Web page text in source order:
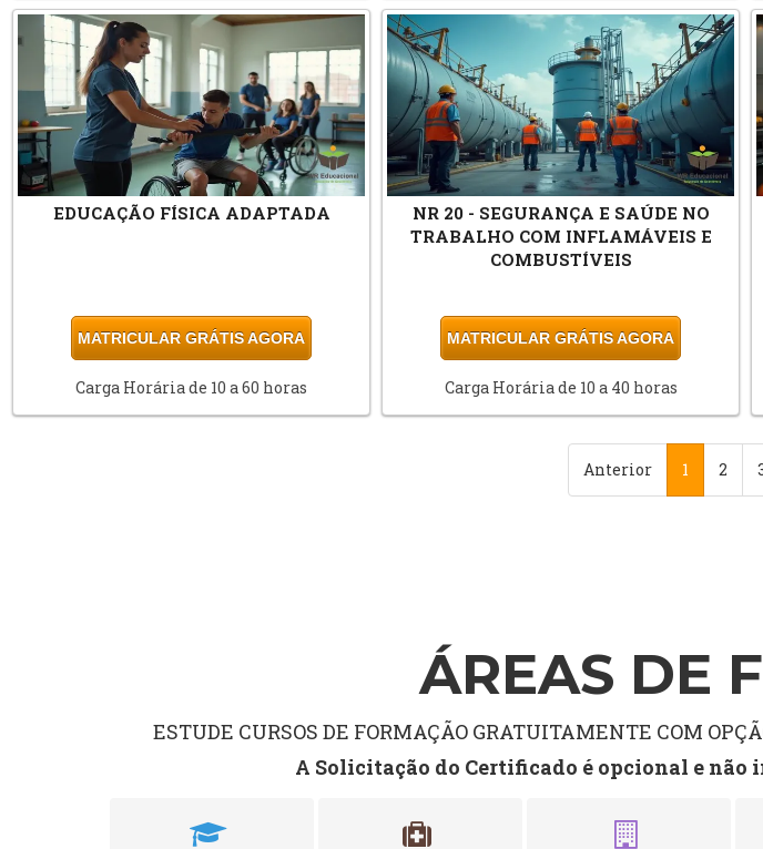
EDUCAÇÃO FÍSICA ADAPTADA
MATRICULAR GRÁTIS AGORA
Carga Horária de 10 a 60 horas
NR 20 - SEGURANÇA E SAÚDE NO
TRABALHO COM INFLAMÁVEIS E
COMBUSTÍVEIS
MATRICULAR GRÁTIS AGORA
Carga Horária de 10 a 40 horas
Anterior 1 2
ÁREAS DE
ESTUDE CURSOS DE FORMAÇÃO GRATUITAMENTE COM
A Solicitação do Certificado é opcional e